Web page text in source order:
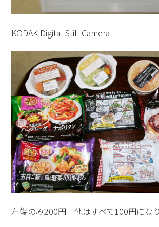
KODAK Digital Still Camera
左端のみ200円 他はすべて100円になり